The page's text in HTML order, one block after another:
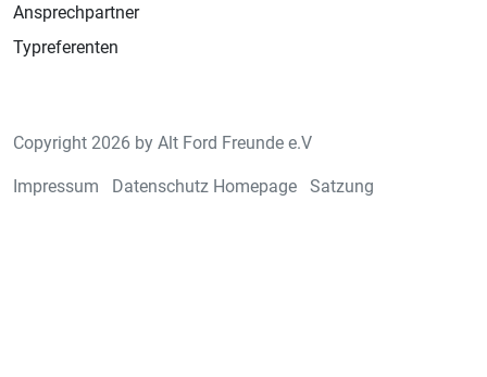
Ansprechpartner
Typreferenten
Copyright 2026 by Alt Ford Freunde e.V
Impressum Datenschutz Homepage Satzung